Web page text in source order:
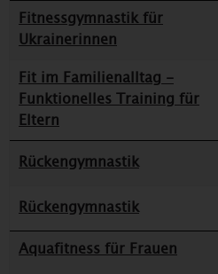
Fitnessgymnastik für
Ukrainerinnen
Fit im Familienalltag -
Funktionelles Training für
Eltern
Rückengymnastik
Rückengymnastik
Aquafitness für Frauen